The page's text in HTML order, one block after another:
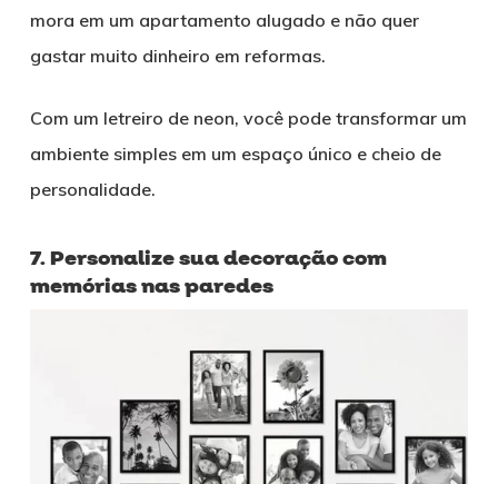
mora em um apartamento alugado e não quer
gastar muito dinheiro em reformas.
Com um letreiro de neon, você pode transformar um
ambiente simples em um espaço único e cheio de
personalidade.
7. Personalize sua decoração com
memórias nas paredes